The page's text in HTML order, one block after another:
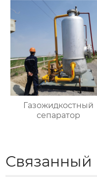
Газожидкостный
сепаратор
Связанный